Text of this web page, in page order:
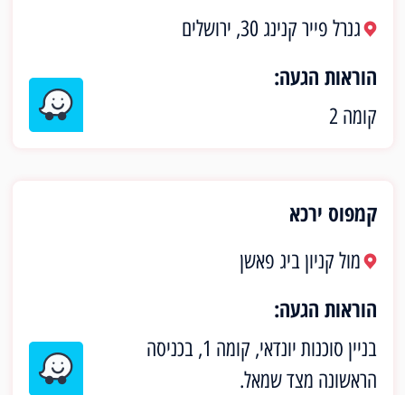
גנרל פייר קנינג 30, ירושלים
הוראות הגעה:
קומה 2
קמפוס ירכא
מול קניון ביג פאשן
הוראות הגעה:
בניין סוכנות יונדאי, קומה 1, בכניסה
הראשונה מצד שמאל.